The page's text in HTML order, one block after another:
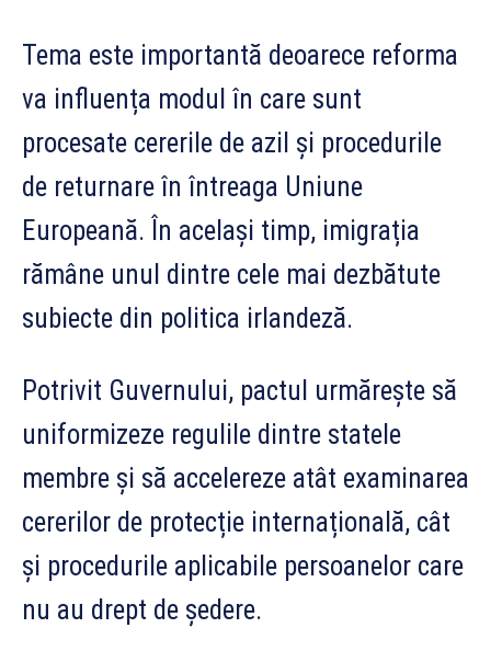
Tema este importantă deoarece reforma
va influența modul în care sunt
procesate cererile de azil și procedurile
de returnare în întreaga Uniune
Europeană. În același timp, imigrația
rămâne unul dintre cele mai dezbătute
subiecte din politica irlandeză.
Potrivit Guvernului, pactul urmărește să
uniformizeze regulile dintre statele
membre și să accelereze atât examinarea
cererilor de protecție internațională, cât
și procedurile aplicabile persoanelor care
nu au drept de ședere.